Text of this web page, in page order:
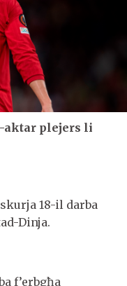
aktar plejers li
18-il darba
Dinja.
f’erbgħa